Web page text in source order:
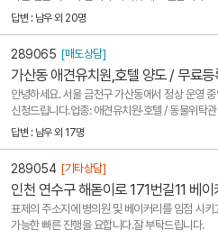
답변 : 남우 외 20명
289065 [매도상담]
가산동 애견유치원,호텔 양도 / 무료등
안녕하세요. 서울 금천구 가산동에서 정상 운영
신청드립니다.업종: 애견유치원·호텔 / 동물위탁
220만원 + VAT권리금: 3,800만원전용면적:
답변 : 남우 외 17명
289054 [기타상담]
인천 연수구 해돋이로 171번길11 베
표제의 주소지에 병의원 및 베이커리를 임점 시
가능한 빠른 진행을 요합니다.잘 부탁드립니다.